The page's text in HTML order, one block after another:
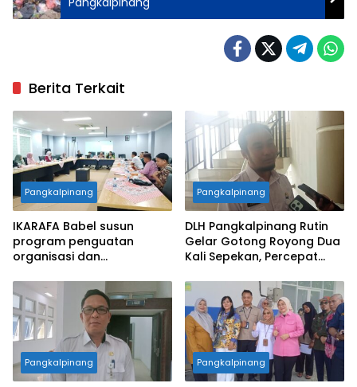
Berita Terkait
Pangkalpinang
IKARAFA Babel susun
program penguatan
organisasi dan
Pangkalpinang
DLH Pangkalpinang Rutin
Gelar Gotong Royong Dua
Kali Sepekan, Percepat
Pangkalpinang Pangkalpinang